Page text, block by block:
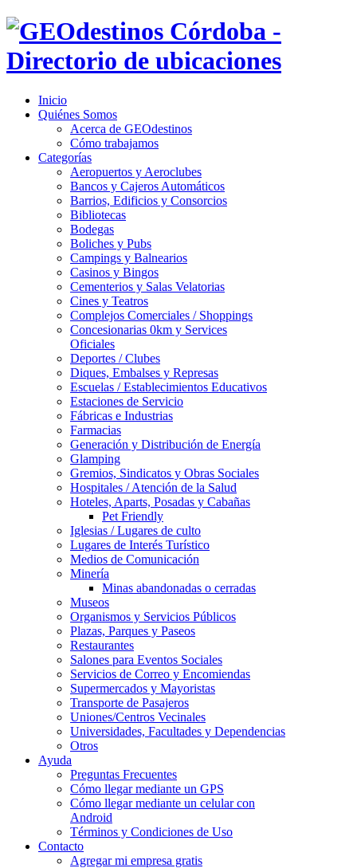
Inicio
Quiénes Somos
Acerca de GEOdestinos
Cómo trabajamos
Categorías
Aeropuertos y Aeroclubes
Bancos y Cajeros Automáticos
Barrios, Edificios y Consorcios
Bibliotecas
Bodegas
Boliches y Pubs
Campings y Balnearios
Casinos y Bingos
Cementerios y Salas Velatorias
Cines y Teatros
Complejos Comerciales / Shoppings
Concesionarias 0km y Services
Oficiales
Deportes / Clubes
Diques, Embalses y Represas
Escuelas / Establecimientos Educativos
Estaciones de Servicio
Fábricas e Industrias
Farmacias
Generación y Distribución de Energía
Glamping
Gremios, Sindicatos y Obras Sociales
Hospitales / Atención de la Salud
Hoteles, Aparts, Posadas y Cabañas
Pet Friendly
Iglesias / Lugares de culto
Lugares de Interés Turístico
Medios de Comunicación
Minería
Minas abandonadas o cerradas
Museos
Organismos y Servicios Públicos
Plazas, Parques y Paseos
Restaurantes
Salones para Eventos Sociales
Servicios de Correo y Encomiendas
Supermercados y Mayoristas
Transporte de Pasajeros
Uniones/Centros Vecinales
Universidades, Facultades y Dependencias
Otros
Ayuda
Preguntas Frecuentes
Cómo llegar mediante un GPS
Cómo llegar mediante un celular con
Android
Términos y Condiciones de Uso
Contacto
Agregar mi empresa gratis